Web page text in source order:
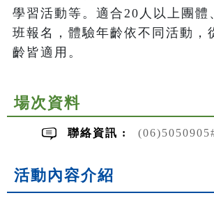
學習活動等。適合20人以上團體
班報名，體驗年齡依不同活動，
齡皆適用。
場次資料
聯絡資訊 :
活動內容介紹